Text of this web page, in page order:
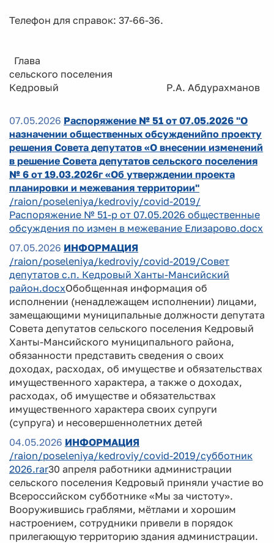
Телефон для справок: 37-66-36.
Глава
сельского поселения
Кедровый Р.А. Абдурахманов
07.05.2026 Распоряжение № 51 от 07.05.2026 "О
назначении общественных обсужденийпо проекту
решения Совета депутатов «О внесении изменений
в решение Совета депутатов сельского поселения
№ 6 от 19.03.2026г «Об утверждении проекта
планировки и межевания территории"
/raion/poseleniya/kedroviy/covid-2019/
Распоряжение № 51-р от 07.05.2026 общественные
обсуждения по измен в межевание Елизарово.docx
07.05.2026 ИНФОРМАЦИЯ
/raion/poseleniya/kedroviy/covid-2019/Совет
депутатов с.п. Кедровый Ханты-Мансийский
район.docxОбобщенная информация об
исполнении (ненадлежащем исполнении) лицами,
замещающими муниципальные должности депутата
Совета депутатов сельского поселения Кедровый
Ханты-Мансийского муниципального района,
обязанности представить сведения о своих
доходах, расходах, об имуществе и обязательствах
имущественного характера, а также о доходах,
расходах, об имуществе и обязательствах
имущественного характера своих супруги
(супруга) и несовершеннолетних детей
04.05.2026 ИНФОРМАЦИЯ
/raion/poseleniya/kedroviy/covid-2019/субботник
2026.rar30 апреля работники администрации
сельского поселения Кедровый приняли участие во
Всероссийском субботнике «Мы за чистоту».
Вооружившись граблями, мётлами и хорошим
настроением, сотрудники привели в порядок
прилегающую территорию здания администрации.